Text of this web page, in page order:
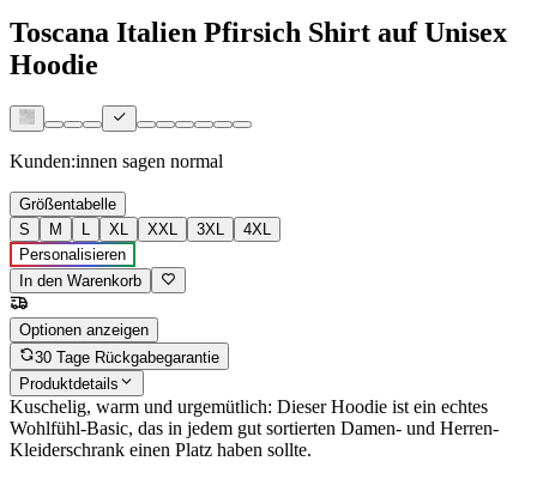
Toscana Italien Pfirsich Shirt auf Unisex
Hoodie
Kunden:innen sagen normal
Größentabelle
S
M L XL XXL 3XL
4XL
Personalisieren
In den Warenkorb
Optionen anzeigen
30 Tage Rückgabegarantie
Produktdetails
Kuschelig, warm und urgemütlich: Dieser Hoodie ist ein echtes
Wohlfühl-Basic, das in jedem gut sortierten Damen- und Herren-
Kleiderschrank einen Platz haben sollte.